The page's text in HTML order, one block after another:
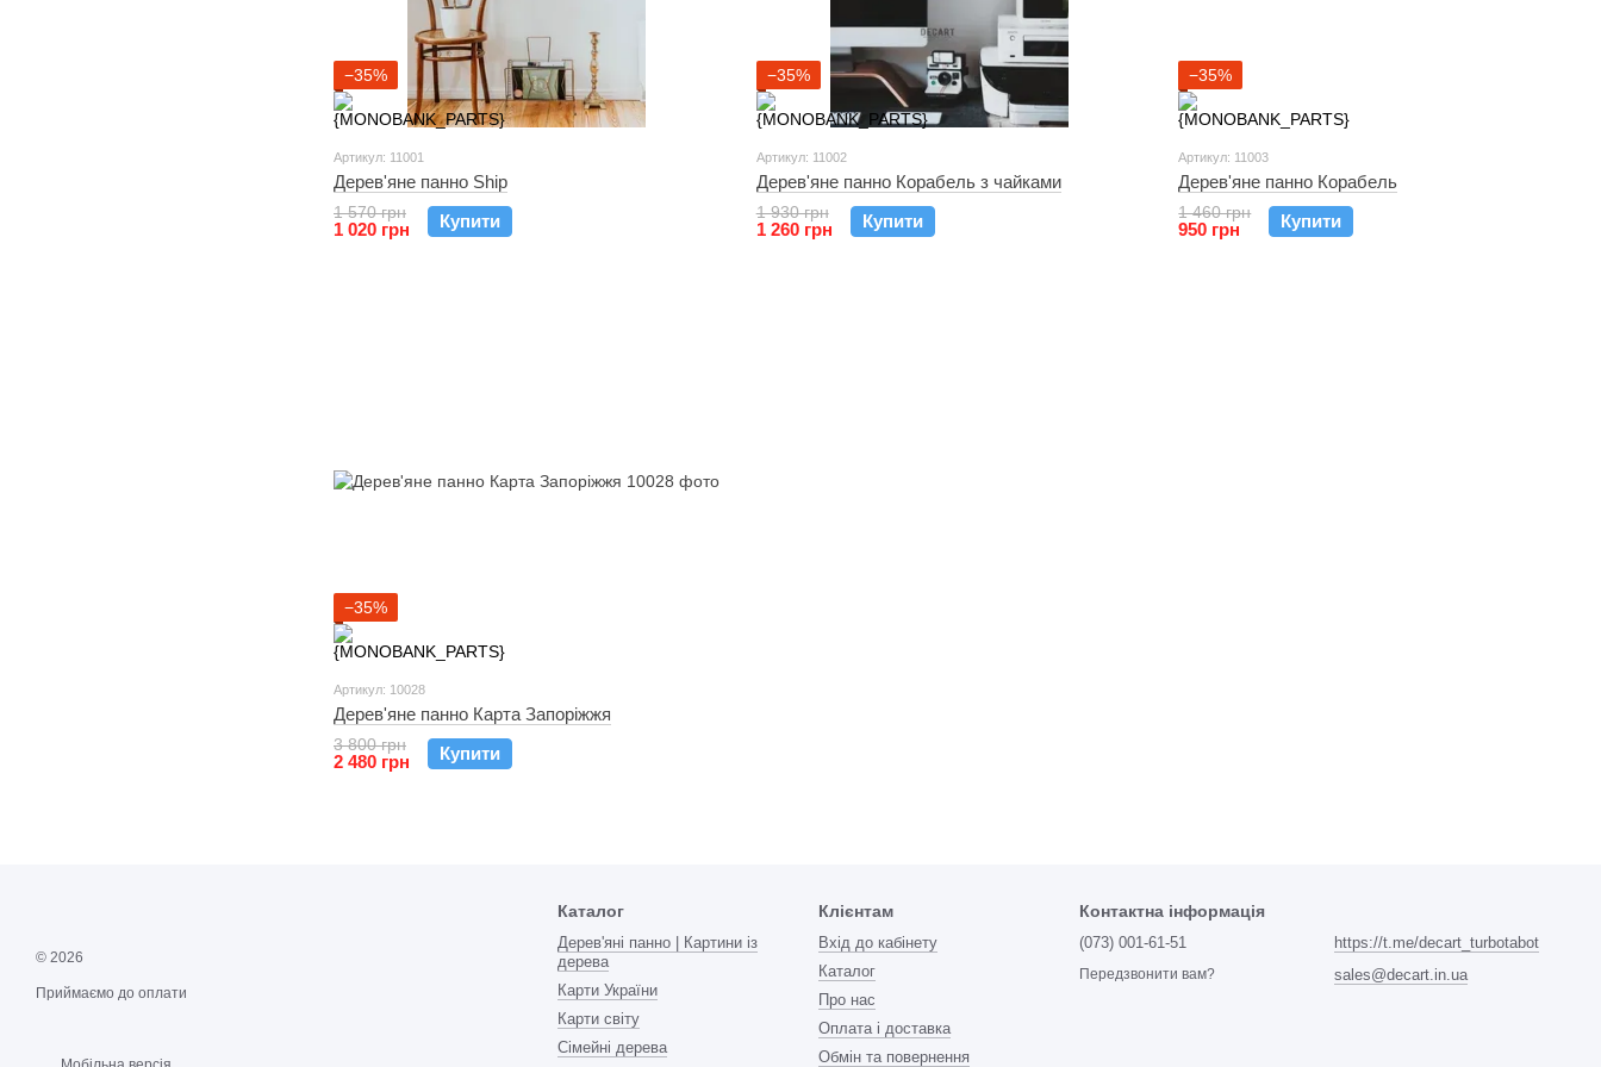
−35%
Артикул: 11001
Дерев'яне панно Ship
1 570 грн
1 020 грн Купити
−35%
Артикул: 11002
Дерев'яне панно Корабель з чайками
1 930 грн
1 260 грн Купити
−35%
Артикул: 11003
Дерев'яне панно Корабель
1 460 грн
950 грн Купити
−35%
Артикул: 10028
Дерев'яне панно Карта Запоріжжя
3 800 грн
2 480 грн Купити
© 2026
Приймаємо до оплати
Каталог
Дерев'яні панно | Картини із
дерева
Карти України
Карти світу
Сімейні дерева
Клієнтам
Вхід до кабінету
Каталог
Про нас
Оплата і доставка
Обмін та повернення
Контактна інформація
(073) 001-61-51
Передзвонити вам?
https://t.me/decart_turbotabot
sales@decart.in.ua